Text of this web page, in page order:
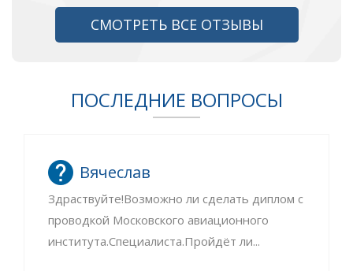
СМОТРЕТЬ ВСЕ ОТЗЫВЫ
ПОСЛЕДНИЕ ВОПРОСЫ
Вячеслав
Здраствуйте!Возможно ли сделать диплом с
проводкой Московского авиационного
института.Специалиста.Пройдёт ли...